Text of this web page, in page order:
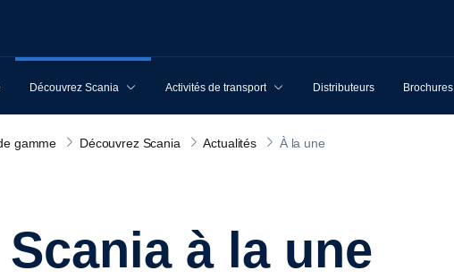
Découvrez Scania Activités de transport Distributeurs Brochures
gamme Découvrez Scania Actualités À la une
Scania à la une